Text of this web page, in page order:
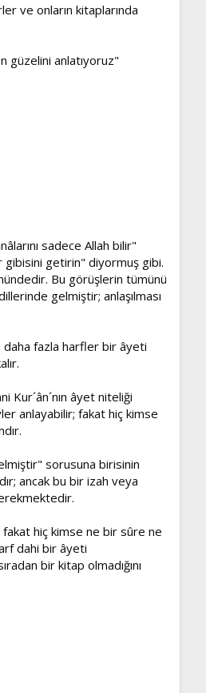
ve onların kitaplarında
güzelini anlatıyoruz"
sadece Allah bilir"
gibisini getirin" diyormuş gibi.
Bu görüşlerin tümünü
gelmiştir; anlaşılması
daha fazla harfler bir âyeti
âyet niteliği
anlayabilir; fakat hiç kimse
sorusuna birisinin
ancak bu bir izah veya
hiç kimse ne bir sûre ne
dahi bir âyeti
bir kitap olmadığını